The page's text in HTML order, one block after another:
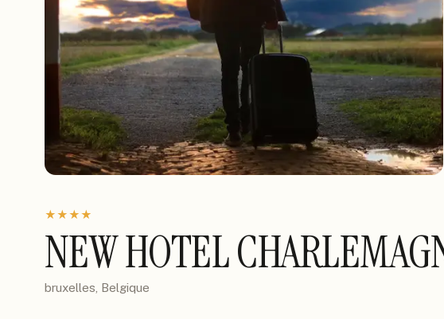
★★★★
NEW HOTEL
bruxelles, Belgique